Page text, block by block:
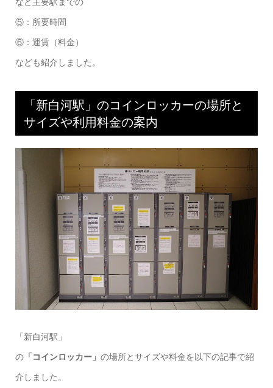
など主要駅までの
⑤：所要時間
⑥：運賃（料金）
なども紹介しました。
「新白河駅」のコインロッカーの場所と
サイズや利用料金の案内
「新白河駅」
の「コインロッカー」 の場所とサイズや料金を以下の記事で紹
介しました。